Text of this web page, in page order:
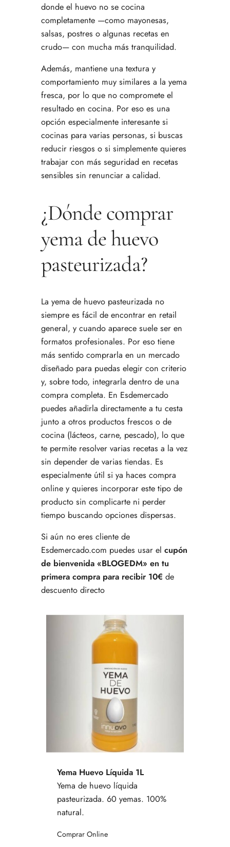
donde el huevo no se cocina
completamente —como mayonesas,
salsas, postres o algunas recetas en
crudo— con mucha más tranquilidad.
Además, mantiene una textura y
comportamiento muy similares a la yema
fresca, por lo que no compromete el
resultado en cocina. Por eso es una
opción especialmente interesante si
cocinas para varias personas, si buscas
reducir riesgos o si simplemente quieres
trabajar con más seguridad en recetas
sensibles sin renunciar a calidad.
¿Dónde comprar
yema de huevo
pasteurizada?
La yema de huevo pasteurizada no
siempre es fácil de encontrar en retail
general, y cuando aparece suele ser en
formatos profesionales. Por eso tiene
más sentido comprarla en un mercado
diseñado para puedas elegir con criterio
y, sobre todo, integrarla dentro de una
compra completa. En Esdemercado
puedes añadirla directamente a tu cesta
junto a otros productos frescos o de
cocina (lácteos, carne, pescado), lo que
te permite resolver varias recetas a la vez
sin depender de varias tiendas. Es
especialmente útil si ya haces compra
online y quieres incorporar este tipo de
producto sin complicarte ni perder
tiempo buscando opciones dispersas.
Si aún no eres cliente de
Esdemercado.com puedes usar el cupón
de bienvenida «BLOGEDM» en tu
primera compra para recibir 10€ de
descuento directo
Yema Huevo Líquida 1L
Yema de huevo líquida
pasteurizada. 60 yemas. 100%
natural.
Comprar Online